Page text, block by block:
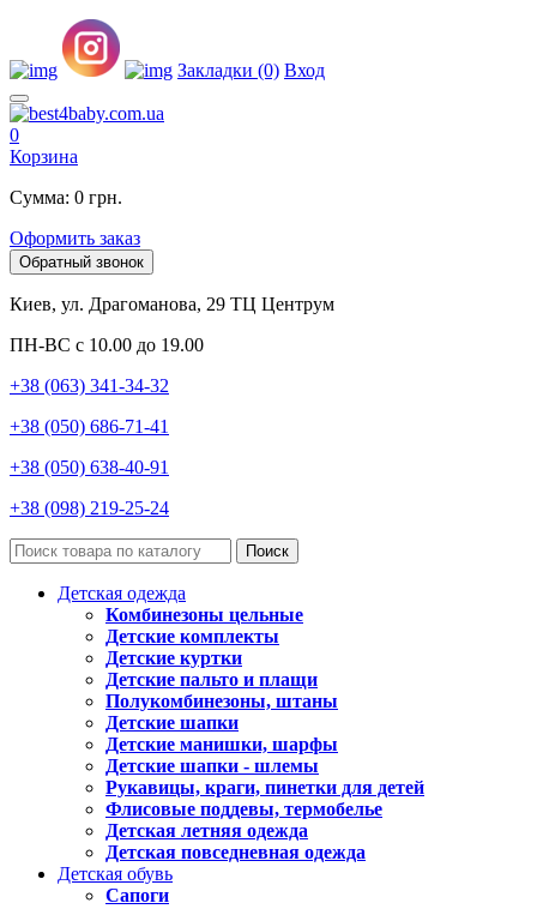
Закладки (0) Вход
0
Корзина
Сумма: 0 грн.
Оформить заказ
Обратный звонок
Киев, ул. Драгоманова, 29 ТЦ Центрум
ПН-ВС с 10.00 до 19.00
+38 (063) 341-34-32
+38 (050) 686-71-41
+38 (050) 638-40-91
+38 (098) 219-25-24
Поиск
Детская одежда
Комбинезоны цельные
Детские комплекты
Детские куртки
Детские пальто и плащи
Полукомбинезоны, штаны
Детские шапки
Детские манишки, шарфы
Детские шапки - шлемы
Рукавицы, краги, пинетки для детей
Флисовые поддевы, термобелье
Детская летняя одежда
Детская повседневная одежда
Детская обувь
Сапоги